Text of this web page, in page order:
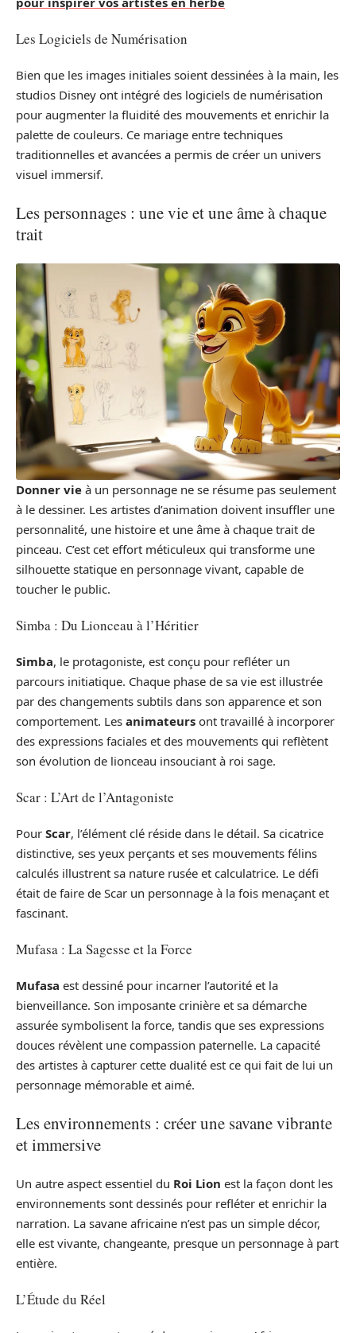
Les Logiciels de Numérisation
Bien que les images initiales soient dessinées à la main, les
studios Disney ont intégré des logiciels de numérisation
pour augmenter la fluidité des mouvements et enrichir la
palette de couleurs. Ce mariage entre techniques
traditionnelles et avancées a permis de créer un univers
visuel immersif.
Les personnages : une vie et une âme à chaque
trait
Donner vie à un personnage ne se résume pas seulement
à le dessiner. Les artistes d’animation doivent insuffler une
personnalité, une histoire et une âme à chaque trait de
pinceau. C’est cet effort méticuleux qui transforme une
silhouette statique en personnage vivant, capable de
toucher le public.
Simba : Du Lionceau à l’Héritier
Simba, le protagoniste, est conçu pour refléter un
parcours initiatique. Chaque phase de sa vie est illustrée
par des changements subtils dans son apparence et son
comportement. Les animateurs ont travaillé à incorporer
des expressions faciales et des mouvements qui reflètent
son évolution de lionceau insouciant à roi sage.
Scar : L’Art de l’Antagoniste
Pour Scar, l’élément clé réside dans le détail. Sa cicatrice
distinctive, ses yeux perçants et ses mouvements félins
calculés illustrent sa nature rusée et calculatrice. Le défi
était de faire de Scar un personnage à la fois menaçant et
fascinant.
Mufasa : La Sagesse et la Force
Mufasa est dessiné pour incarner l’autorité et la
bienveillance. Son imposante crinière et sa démarche
assurée symbolisent la force, tandis que ses expressions
douces révèlent une compassion paternelle. La capacité
des artistes à capturer cette dualité est ce qui fait de lui un
personnage mémorable et aimé.
Les environnements : créer une savane vibrante
et immersive
Un autre aspect essentiel du Roi Lion est la façon dont les
environnements sont dessinés pour refléter et enrichir la
narration. La savane africaine n’est pas un simple décor,
elle est vivante, changeante, presque un personnage à part
entière.
L’Étude du Réel